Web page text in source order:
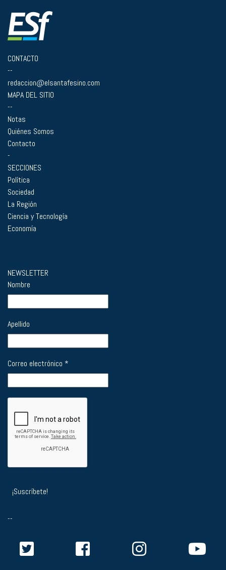
CONTACTO
--
redaccion@elsantafesino.com
MAPA DEL SITIO
--
Notas
Quiénes Somos
Contacto
-
SECCIONES
Política
Sociedad
La Región
Ciencia y Tecnología
Economía
NEWSLETTER
Nombre
Apellido
Correo electrónico *
--